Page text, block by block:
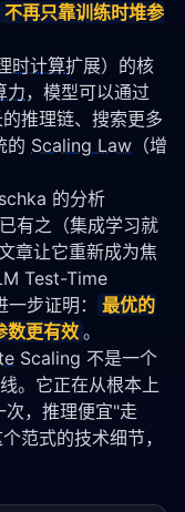
不再只靠训练时堆参
时计算扩展）的核
力，模型可以通过
推理链、搜索更多
的 Scaling Law （增
的分析
有之（集成学习就
章让它重新成为焦
Test-Time
步证明：
最优的
数更有效 。
Scaling 不是一个
。它正在从根本上
，推理便宜"走
范式的技术细节，